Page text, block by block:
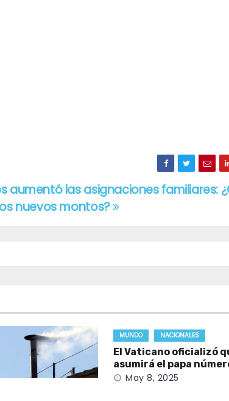
aumentó las asignaciones familiares:
nuevos montos?
MUNDO NACIONALES
El Vaticano oficializó
asumirá el papa
May 8, 2025